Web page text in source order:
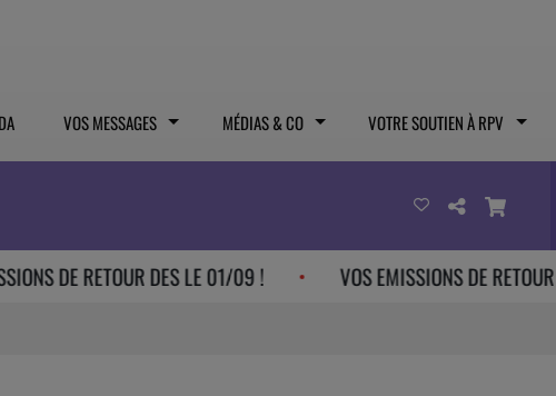
VOS MESSAGES MÉDIAS & CO VOTRE SOUTIEN À RPV
DE RETOUR DES LE 01/09 ! VOS EMISSIONS DE